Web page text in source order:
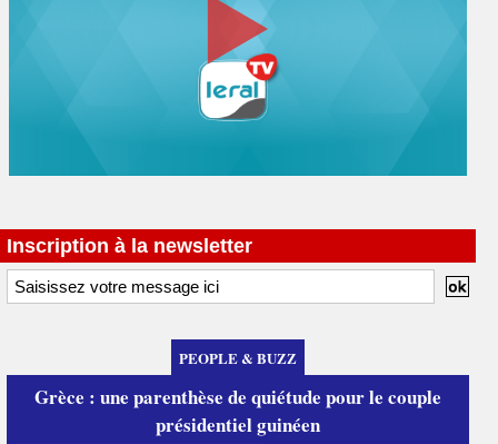
Inscription à la newsletter
PEOPLE & BUZZ
Grèce : une parenthèse de quiétude pour le couple
présidentiel guinéen